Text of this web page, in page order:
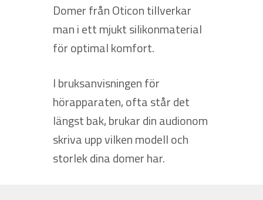
Domer från Oticon tillverkar
man i ett mjukt silikonmaterial
för optimal komfort.
I bruksanvisningen för
hörapparaten, ofta står det
längst bak, brukar din audionom
skriva upp vilken modell och
storlek dina domer har.